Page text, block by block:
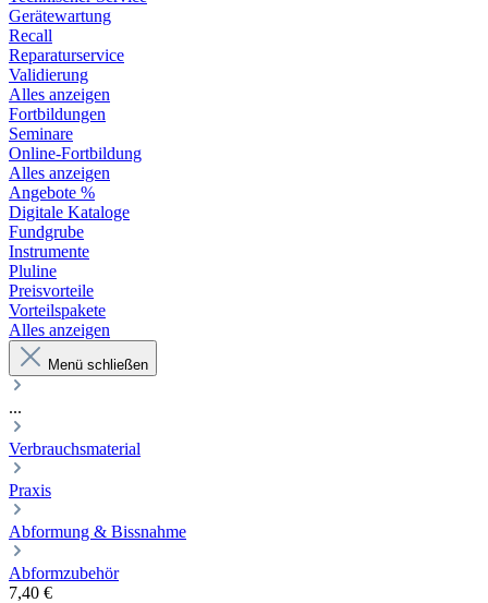
Gerätewartung
Recall
Reparaturservice
Validierung
Alles anzeigen
Fortbildungen
Seminare
Online-Fortbildung
Alles anzeigen
Angebote %
Digitale Kataloge
Fundgrube
Instrumente
Pluline
Preisvorteile
Vorteilspakete
Alles anzeigen
Menü schließen
...
Verbrauchsmaterial
Praxis
Abformung & Bissnahme
Abformzubehör
7,40 €